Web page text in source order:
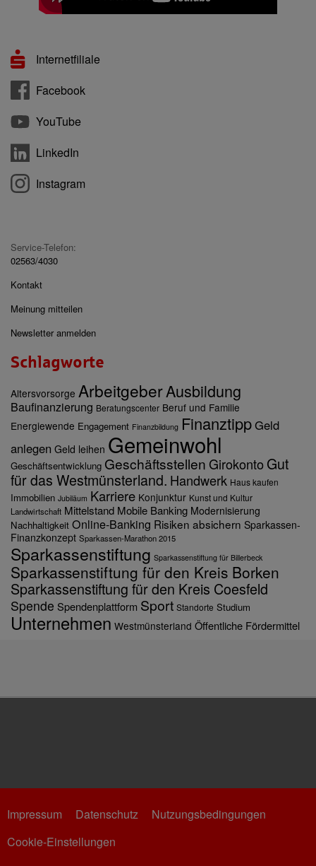
Internetfiliale
Facebook
YouTube
LinkedIn
Instagram
Service-Telefon:
02563/4030
Kontakt
Meinung mitteilen
Newsletter anmelden
Schlagworte
Altersvorsorge ArbeitgeberAusbildung
Baufinanzierung Beratungscenter Beruf und Familie
Energiewende Engagement Finanzbildung FinanztippGeld
anlegen Geld leihen Gemeinwohl
Geschäftsentwicklung Geschäftsstellen Girokonto Gut
für das Westmünsterland. Handwerk Haus kaufen
Immobilien Jubiläum Karriere Konjunktur Kunst und Kultur
Landwirtschaft Mittelstand Mobile Banking Modernisierung
Nachhaltigkeit Online-Banking Risiken absichern Sparkassen-
Finanzkonzept Sparkassen-Marathon 2015
Sparkassenstiftung Sparkassenstiftung für Billerbeck
Sparkassenstiftung für den Kreis Borken
Sparkassenstiftung für den Kreis Coesfeld
Spende Spendenplattform Sport Standorte Studium
Unternehmen Westmünsterland Öffentliche Fördermittel
Impressum Datenschutz
Nutzungsbedingungen
Cookie-Einstellungen